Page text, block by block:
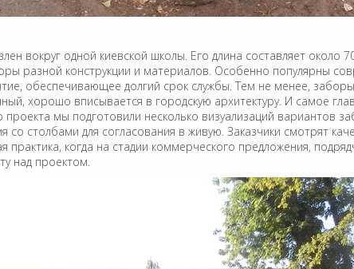
вокруг одной киевской школы. Его длина составляет
разной конструкции и материалов. Особенно популярны
обеспечивающее долгий срок службы. Тем не менее,
хорошо вписывается в городскую архитектуру. И самое
мы подготовили несколько визуализаций вариантов
со столбами для согласования в живую. Заказчики смотрят
практика, когда на стадии коммерческого предложения,
над проектом.